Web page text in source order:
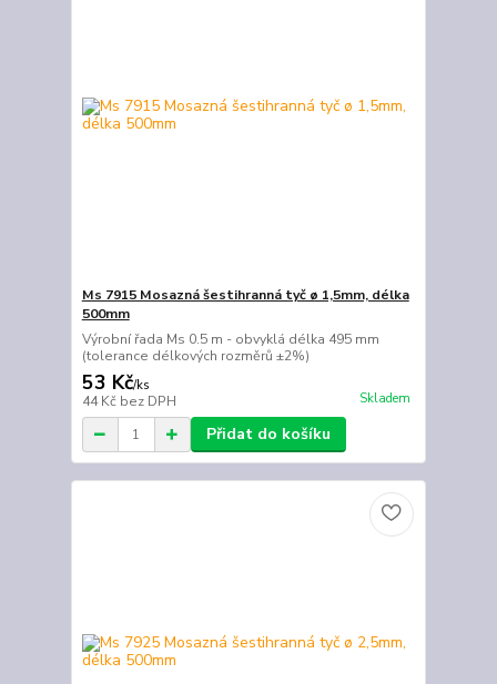
Ms 7915 Mosazná šestihranná tyč ø 1,5mm, délka
500mm
Výrobní řada Ms 0.5 m - obvyklá délka 495 mm
(tolerance délkových rozměrů ±2%)
53 Kč/ks
44 Kč bez DPH Skladem
Přidat do košíku